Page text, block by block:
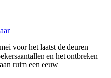
voor het laatst de deuren
en het ontbreken
ruim een eeuw